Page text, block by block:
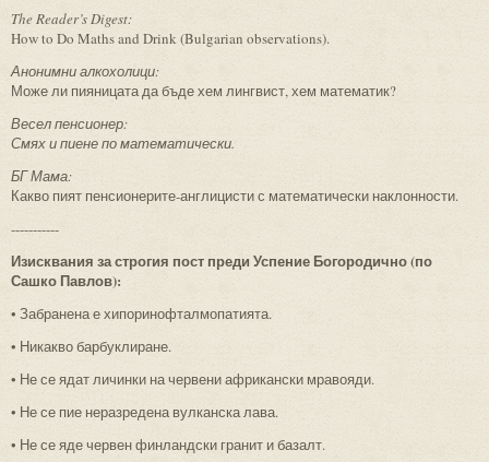
The Reader’s Digest:
How to Do Maths and Drink (Bulgarian observations).
Анонимни алкохолици:
Може ли пияницата да бъде хем лингвист, хем математик?
Весел пенсионер:
Смях и пиене по математически.
БГ Мама:
Какво пият пенсионерите-англицисти с математически наклонности.
-----------
Изисквания за строгия пост преди Успение Богородично (по
Сашко Павлов):
• Забранена е хипоринофталмопатията.
• Никакво барбуклиране.
• Не се ядат личинки на червени африкански мравояди.
• Не се пие неразредена вулканска лава.
• Не се яде червен финландски гранит и базалт.